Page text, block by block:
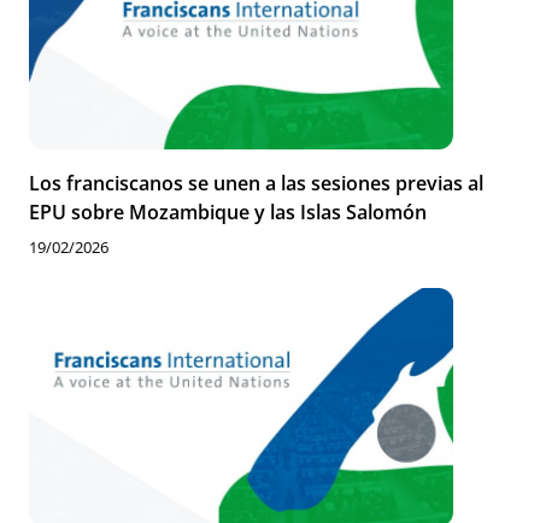
Los franciscanos se unen a las sesiones previas al
EPU sobre Mozambique y las Islas Salomón
19/02/2026